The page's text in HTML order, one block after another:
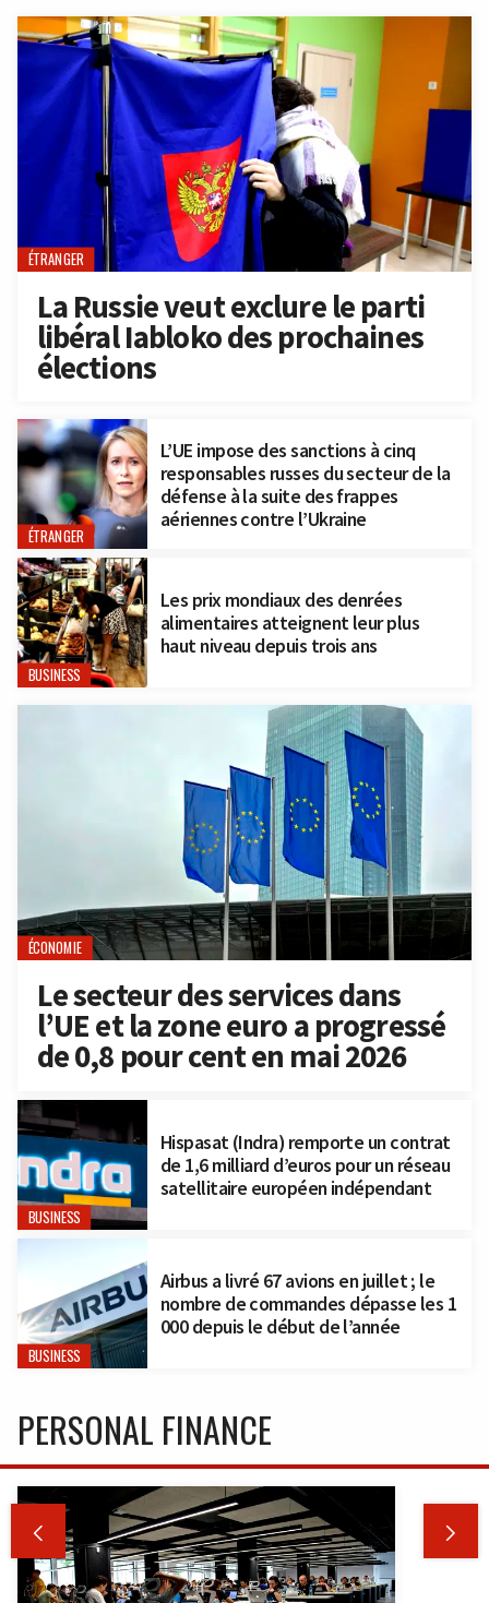
ÉTRANGER
La Russie veut exclure le parti
libéral Iabloko des prochaines
élections
ÉTRANGER
L’UE impose des sanctions à cinq
responsables russes du secteur de la
défense à la suite des frappes
aériennes contre l’Ukraine
BUSINESS
Les prix mondiaux des denrées
alimentaires atteignent leur plus
haut niveau depuis trois ans
ÉCONOMIE
Le secteur des services dans
l’UE et la zone euro a progressé
de 0,8 pour cent en mai 2026
BUSINESS
Hispasat (Indra) remporte un contrat
de 1,6 milliard d’euros pour un réseau
satellitaire européen indépendant
BUSINESS
Airbus a livré 67 avions en juillet ; le
nombre de commandes dépasse les 1
000 depuis le début de l’année
PERSONAL FINANCE
 